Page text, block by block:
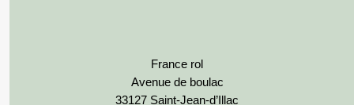
France rol
Avenue de boulac
33127 Saint-Jean-d’Illac